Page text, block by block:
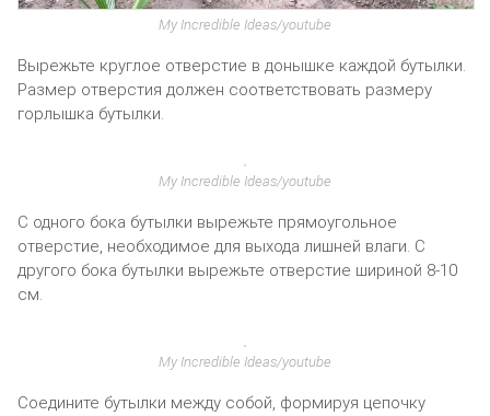
My Incredible Ideas/youtube
Вырежьте круглое отверстие в донышке каждой бутылки.
Размер отверстия должен соответствовать размеру
горлышка бутылки.
My Incredible Ideas/youtube
С одного бока бутылки вырежьте прямоугольное
отверстие, необходимое для выхода лишней влаги. С
другого бока бутылки вырежьте отверстие шириной 8-10
см.
My Incredible Ideas/youtube
Соедините бутылки между собой, формируя цепочку